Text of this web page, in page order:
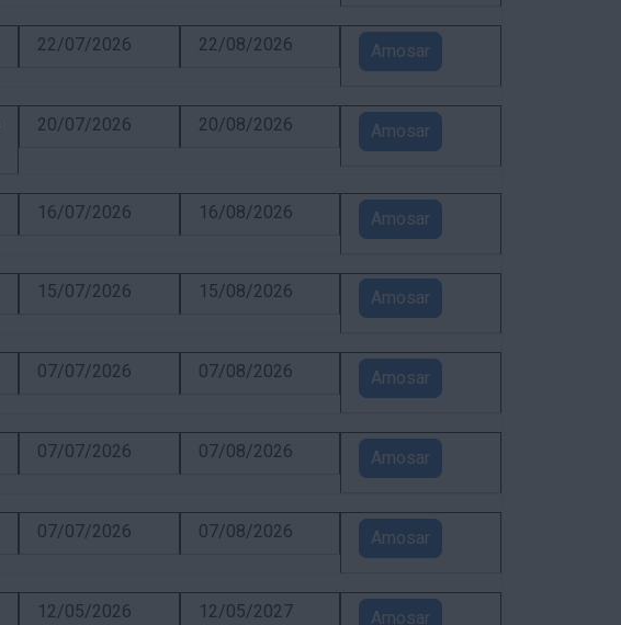
22/07/2026 22/08/2026 Amosar
20/07/2026 20/08/2026 Amosar
16/07/2026 16/08/2026 Amosar
15/07/2026 15/08/2026 Amosar
07/07/2026 07/08/2026 Amosar
07/07/2026 07/08/2026 Amosar
07/07/2026 07/08/2026 Amosar
12/05/2026 12/05/2027 Amosar